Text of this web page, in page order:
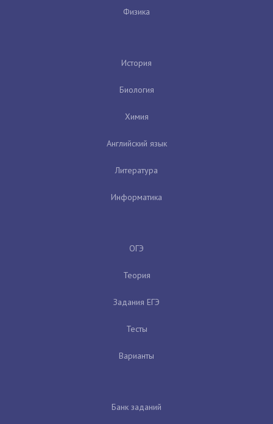
Физика
История
Биология
Химия
Английский язык
Литература
Информатика
ОГЭ
Теория
Задания ЕГЭ
Тесты
Варианты
Банк заданий